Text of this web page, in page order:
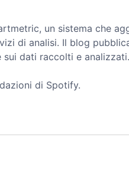
un sistema che
di analisi. Il blog
sui dati raccolti e analizzati.
di Spotify.